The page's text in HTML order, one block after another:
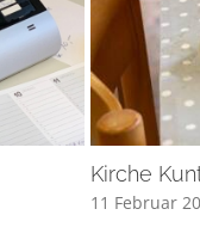
Kirche
11 Februar